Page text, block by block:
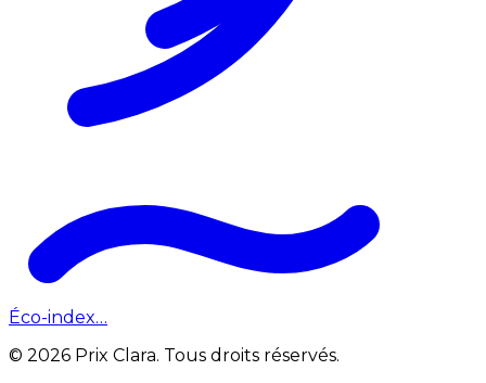
Éco-index…
© 2026 Prix Clara. Tous droits réservés.